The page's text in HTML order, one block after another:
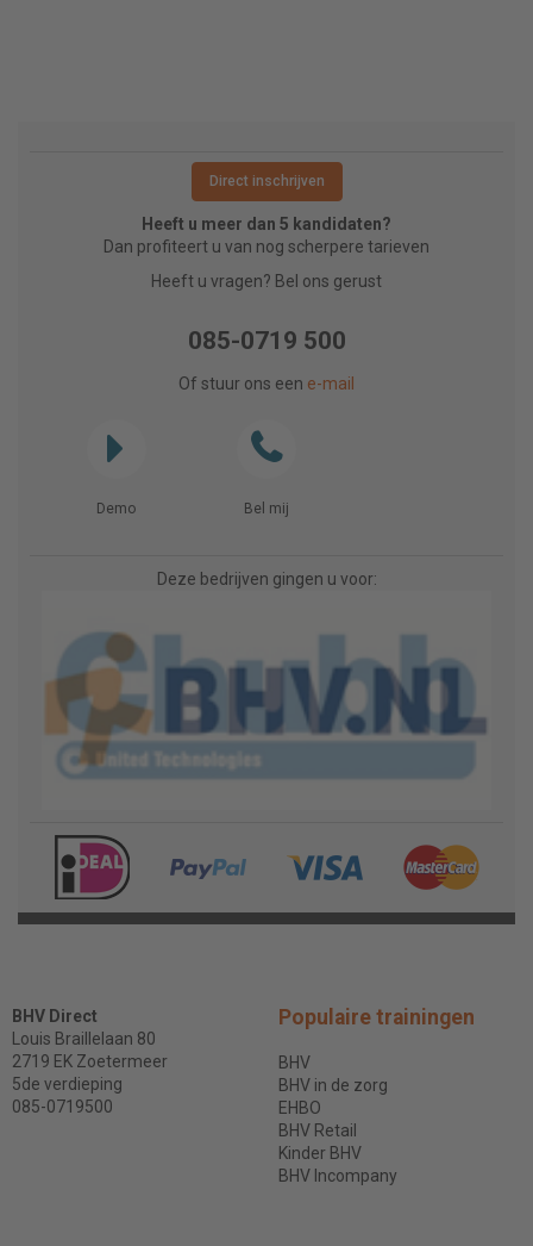
Direct inschrijven
Heeft u meer dan 5 kandidaten?
Dan profiteert u van nog scherpere tarieven
Heeft u vragen? Bel ons gerust
085-0719 500
Of stuur ons een e-mail
Demo Bel mij
Deze bedrijven gingen u voor:
BHV Direct
Louis Braillelaan 80
2719 EK Zoetermeer
5de verdieping
085-0719500
Populaire trainingen
BHV
BHV in de zorg
EHBO
BHV Retail
Kinder BHV
BHV Incompany